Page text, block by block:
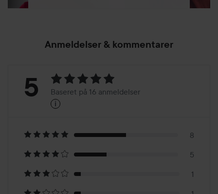
Anmeldelser & kommentarer
Bedømmelse:
Baseret
på
16
5 Baseret på 16 anmeldelser
i
8
5
1